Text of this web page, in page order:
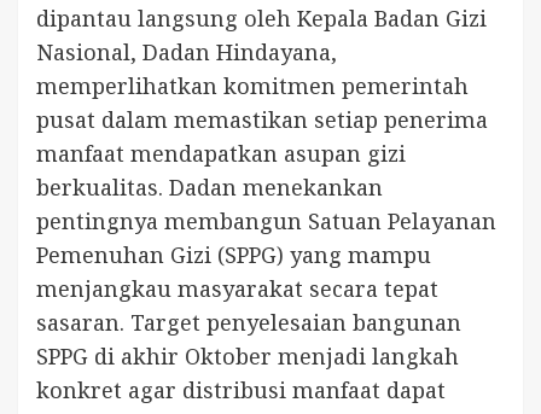
dipantau langsung oleh Kepala Badan Gizi
Nasional, Dadan Hindayana,
memperlihatkan komitmen pemerintah
pusat dalam memastikan setiap penerima
manfaat mendapatkan asupan gizi
berkualitas. Dadan menekankan
pentingnya membangun Satuan Pelayanan
Pemenuhan Gizi (SPPG) yang mampu
menjangkau masyarakat secara tepat
sasaran. Target penyelesaian bangunan
SPPG di akhir Oktober menjadi langkah
konkret agar distribusi manfaat dapat